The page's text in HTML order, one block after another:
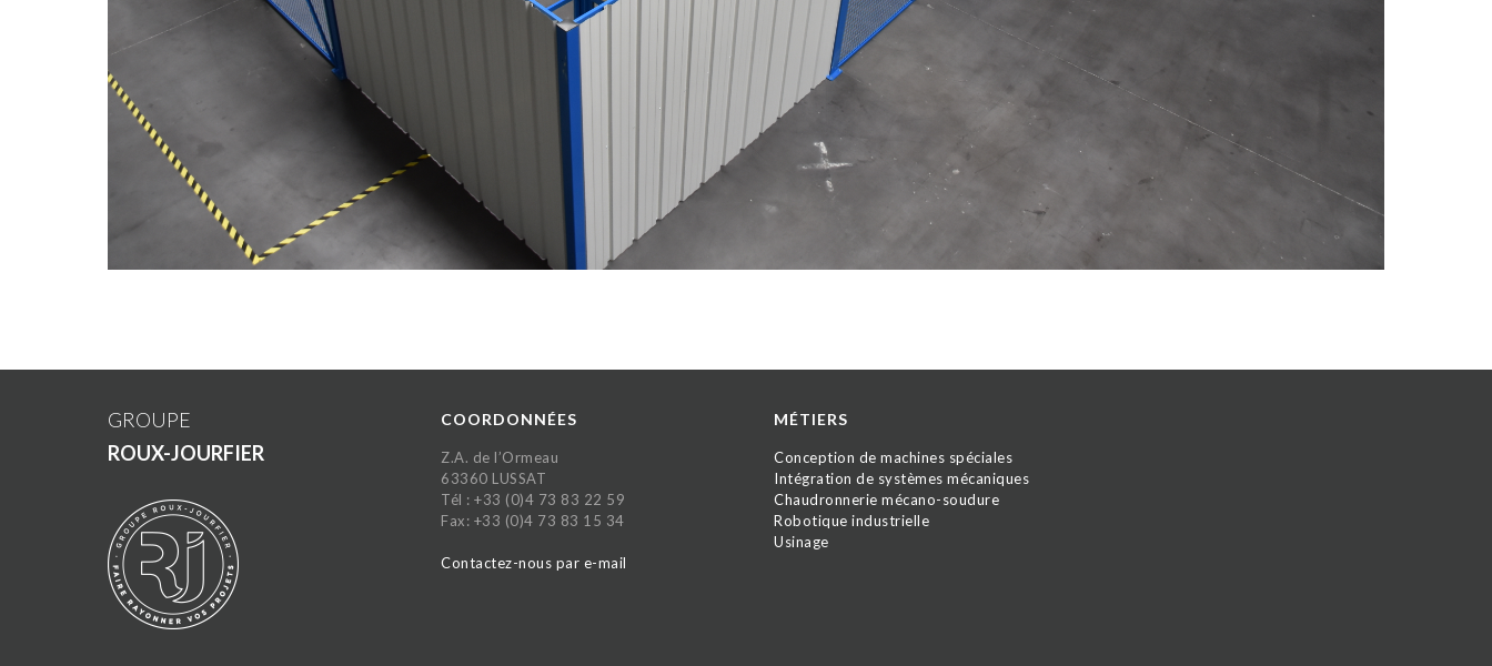
GROUPE
ROUX-JOURFIER
COORDONNÉES
Z.A. de l’Ormeau
63360 LUSSAT
Tél : +33 (0)4 73 83 22 59
Fax: +33 (0)4 73 83 15 34
Contactez-nous par e-mail
MÉTIERS
Conception de machines spéciales
Intégration de systèmes mécaniques
Chaudronnerie mécano-soudure
Robotique industrielle
Usinage